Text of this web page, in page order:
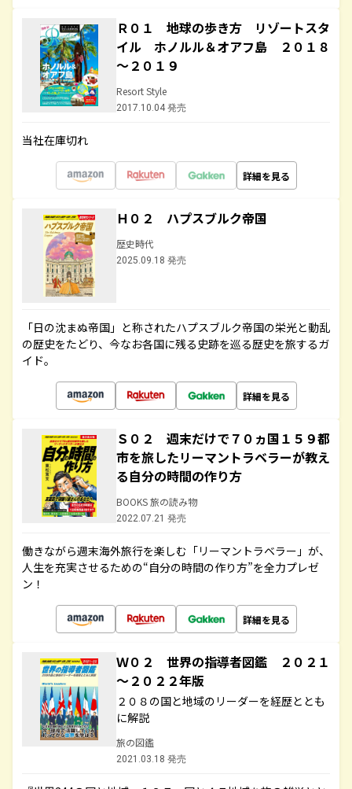
Ｒ０１ 地球の歩き方 リゾートスタ
イル ホノルル＆オアフ島 ２０１８
～２０１９
Resort Style
2017.10.04 発売
当社在庫切れ
詳細を見る
Ｈ０２ ハプスブルク帝国
歴史時代
2025.09.18 発売
「日の沈まぬ帝国」と称されたハプスブルク帝国の栄光と動乱
の歴史をたどり、今なお各国に残る史跡を巡る歴史を旅するガ
イド。
詳細を見る
Ｓ０２ 週末だけで７０ヵ国１５９都
市を旅したリーマントラベラーが教え
る自分の時間の作り方
BOOKS 旅の読み物
2022.07.21 発売
働きながら週末海外旅行を楽しむ「リーマントラベラー」が、
人生を充実させるための“自分の時間の作り方”を全力プレゼ
ン！
詳細を見る
Ｗ０２ 世界の指導者図鑑 ２０２１
～２０２２年版
２０８の国と地域のリーダーを経歴ととも
に解説
旅の図鑑
2021.03.18 発売